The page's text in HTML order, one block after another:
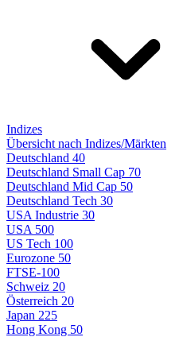
Indizes
Übersicht nach Indizes/Märkten
Deutschland 40
Deutschland Small Cap 70
Deutschland Mid Cap 50
Deutschland Tech 30
USA Industrie 30
USA 500
US Tech 100
Eurozone 50
FTSE-100
Schweiz 20
Österreich 20
Japan 225
Hong Kong 50